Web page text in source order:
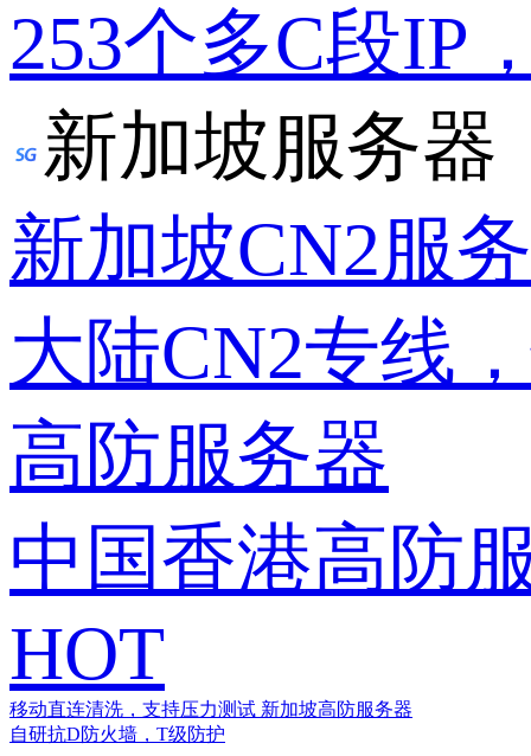
253个多C段IP
新加坡服务器
新加坡CN2服
大陆CN2专线
高防服务器
中国香港高防
HOT
移动直连清洗，支持压力测试 新加坡高防服务器
自研抗D防火墙，T级防护